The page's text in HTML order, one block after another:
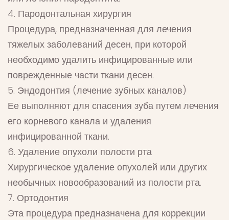
4. Пародонтальная хирургия
Процедура, предназначенная для лечения
тяжелых заболеваний десен, при которой
необходимо удалить инфицированные или
поврежденные части ткани десен.
5. Эндодонтия (лечение зубных каналов)
Ее выполняют для спасения зуба путем лечения
его корневого канала и удаления
инфицированной ткани.
6. Удаление опухоли полости рта
Хирургическое удаление опухолей или других
необычных новообразований из полости рта.
7. Ортодонтия
Эта процедура предназначена для коррекции